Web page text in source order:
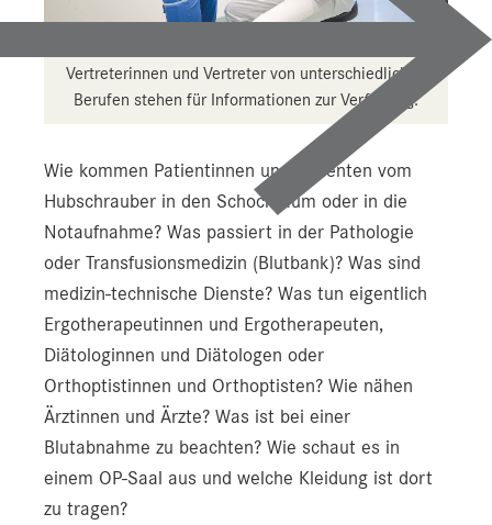
Vertreterinnen und Vertreter von unterschiedlichen
Berufen stehen für Informationen zur Verfügung.
Wie kommen Patientinnen und Patienten vom
Hubschrauber in den Schockraum oder in die
Notaufnahme? Was passiert in der Pathologie
oder Transfusionsmedizin (Blutbank)? Was sind
medizin-technische Dienste? Was tun eigentlich
Ergotherapeutinnen und Ergotherapeuten,
Diätologinnen und Diätologen oder
Orthoptistinnen und Orthoptisten? Wie nähen
Ärztinnen und Ärzte? Was ist bei einer
Blutabnahme zu beachten? Wie schaut es in
einem OP-Saal aus und welche Kleidung ist dort
zu tragen?